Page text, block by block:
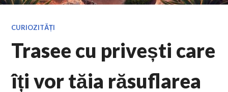
CURIOZITĂȚI
Trasee cu privești care
îți vor tăia răsuflarea